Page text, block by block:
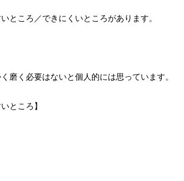
ところ／できにくいところがあります。
磨く必要はないと個人的には思っています。
ところ】